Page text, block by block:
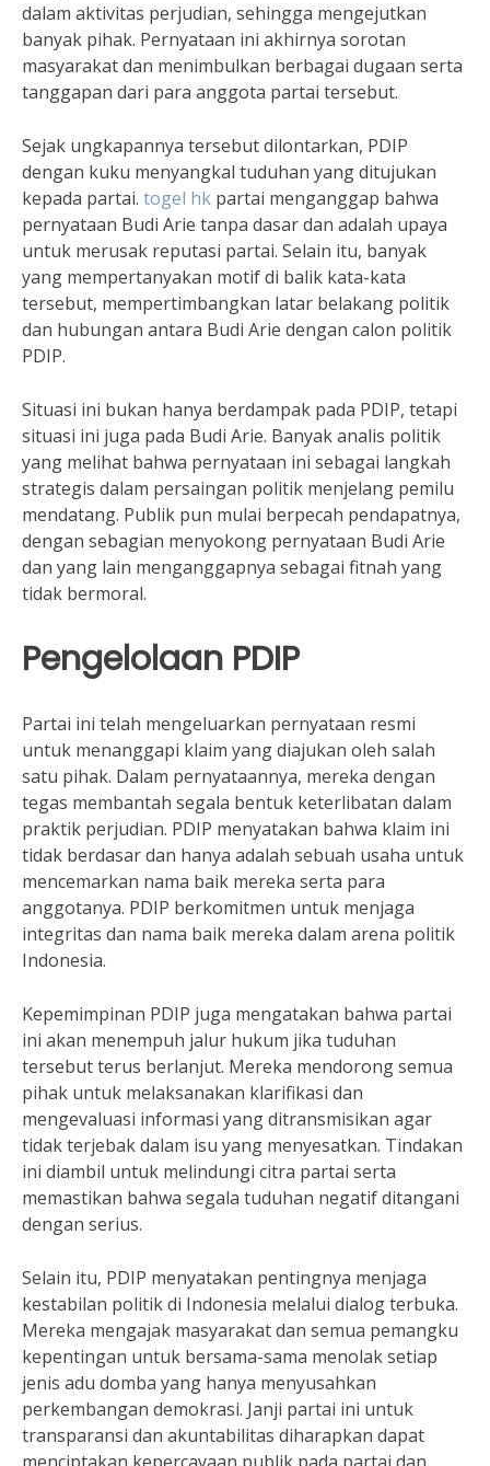
dalam aktivitas perjudian, sehingga mengejutkan
banyak pihak. Pernyataan ini akhirnya sorotan
masyarakat dan menimbulkan berbagai dugaan serta
tanggapan dari para anggota partai tersebut.
Sejak ungkapannya tersebut dilontarkan, PDIP
dengan kuku menyangkal tuduhan yang ditujukan
kepada partai. togel hk partai menganggap bahwa
pernyataan Budi Arie tanpa dasar dan adalah upaya
untuk merusak reputasi partai. Selain itu, banyak
yang mempertanyakan motif di balik kata-kata
tersebut, mempertimbangkan latar belakang politik
dan hubungan antara Budi Arie dengan calon politik
PDIP.
Situasi ini bukan hanya berdampak pada PDIP, tetapi
situasi ini juga pada Budi Arie. Banyak analis politik
yang melihat bahwa pernyataan ini sebagai langkah
strategis dalam persaingan politik menjelang pemilu
mendatang. Publik pun mulai berpecah pendapatnya,
dengan sebagian menyokong pernyataan Budi Arie
dan yang lain menganggapnya sebagai fitnah yang
tidak bermoral.
Pengelolaan PDIP
Partai ini telah mengeluarkan pernyataan resmi
untuk menanggapi klaim yang diajukan oleh salah
satu pihak. Dalam pernyataannya, mereka dengan
tegas membantah segala bentuk keterlibatan dalam
praktik perjudian. PDIP menyatakan bahwa klaim ini
tidak berdasar dan hanya adalah sebuah usaha untuk
mencemarkan nama baik mereka serta para
anggotanya. PDIP berkomitmen untuk menjaga
integritas dan nama baik mereka dalam arena politik
Indonesia.
Kepemimpinan PDIP juga mengatakan bahwa partai
ini akan menempuh jalur hukum jika tuduhan
tersebut terus berlanjut. Mereka mendorong semua
pihak untuk melaksanakan klarifikasi dan
mengevaluasi informasi yang ditransmisikan agar
tidak terjebak dalam isu yang menyesatkan. Tindakan
ini diambil untuk melindungi citra partai serta
memastikan bahwa segala tuduhan negatif ditangani
dengan serius.
Selain itu, PDIP menyatakan pentingnya menjaga
kestabilan politik di Indonesia melalui dialog terbuka.
Mereka mengajak masyarakat dan semua pemangku
kepentingan untuk bersama-sama menolak setiap
jenis adu domba yang hanya menyusahkan
perkembangan demokrasi. Janji partai ini untuk
transparansi dan akuntabilitas diharapkan dapat